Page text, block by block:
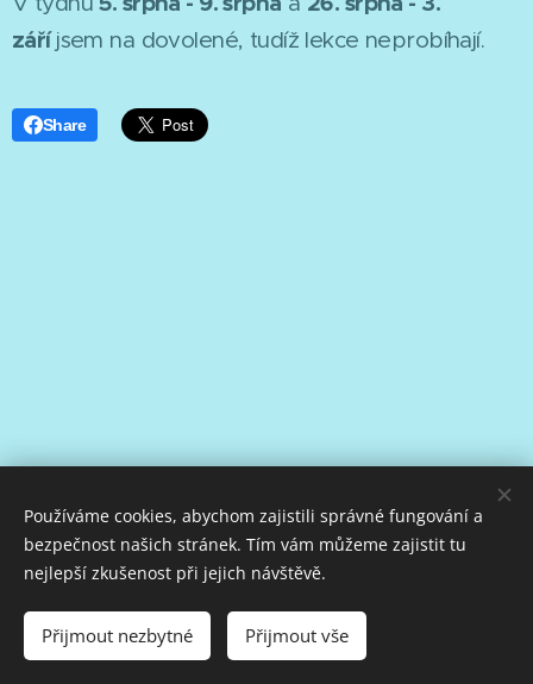
záříjsem na dovolené, tudíž lekce neprobíhají.
Share
Jóga Mary Znojmo
Vytvořeno službouWebnode
Používáme cookies, abychom zajistili správné fungování a
bezpečnost našich stránek. Tím vám můžeme zajistit tu
nejlepší zkušenost při jejich návštěvě.
Přijmout nezbytné Přijmout vše